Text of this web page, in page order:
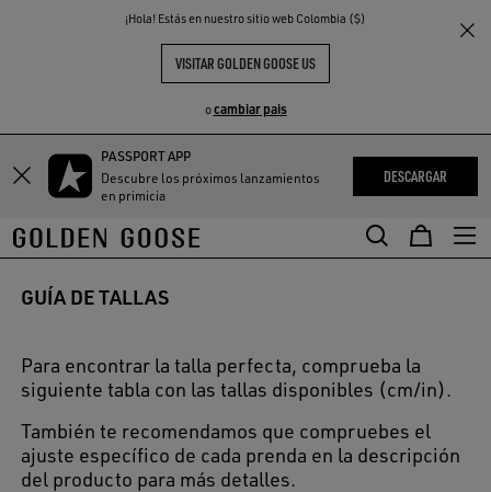
¡Hola! Estás en nuestro sitio web Colombia ($)
VISITAR GOLDEN GOOSE US
ocambiar pais
PASSPORT APP
Descubre los próximos lanzamientos
en primicia
DESCARGAR
THE
COMMUNITY
GUÍA DE TALLAS
Para encontrar la talla perfecta, comprueba la
siguiente tabla con las tallas disponibles (cm/in).
También te recomendamos que compruebes el
ajuste específico de cada prenda en la descripción
del producto para más detalles.